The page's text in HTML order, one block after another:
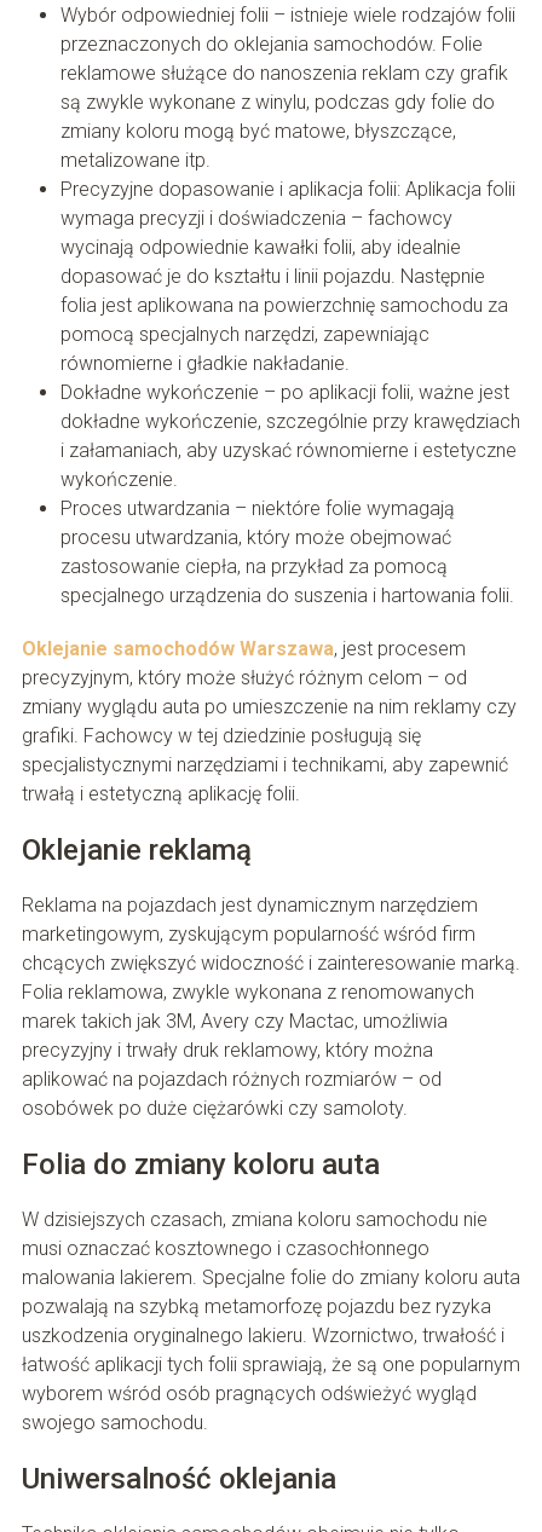
Wybór odpowiedniej folii – istnieje wiele rodzajów folii
przeznaczonych do oklejania samochodów. Folie
reklamowe służące do nanoszenia reklam czy grafik
są zwykle wykonane z winylu, podczas gdy folie do
zmiany koloru mogą być matowe, błyszczące,
metalizowane itp.
Precyzyjne dopasowanie i aplikacja folii: Aplikacja folii
wymaga precyzji i doświadczenia – fachowcy
wycinają odpowiednie kawałki folii, aby idealnie
dopasować je do kształtu i linii pojazdu. Następnie
folia jest aplikowana na powierzchnię samochodu za
pomocą specjalnych narzędzi, zapewniając
równomierne i gładkie nakładanie.
Dokładne wykończenie – po aplikacji folii, ważne jest
dokładne wykończenie, szczególnie przy krawędziach
i załamaniach, aby uzyskać równomierne i estetyczne
wykończenie.
Proces utwardzania – niektóre folie wymagają
procesu utwardzania, który może obejmować
zastosowanie ciepła, na przykład za pomocą
specjalnego urządzenia do suszenia i hartowania folii.
Oklejanie samochodów Warszawa, jest procesem
precyzyjnym, który może służyć różnym celom – od
zmiany wyglądu auta po umieszczenie na nim reklamy czy
grafiki. Fachowcy w tej dziedzinie posługują się
specjalistycznymi narzędziami i technikami, aby zapewnić
trwałą i estetyczną aplikację folii.
Oklejanie reklamą
Reklama na pojazdach jest dynamicznym narzędziem
marketingowym, zyskującym popularność wśród firm
chcących zwiększyć widoczność i zainteresowanie marką.
Folia reklamowa, zwykle wykonana z renomowanych
marek takich jak 3M, Avery czy Mactac, umożliwia
precyzyjny i trwały druk reklamowy, który można
aplikować na pojazdach różnych rozmiarów – od
osobówek po duże ciężarówki czy samoloty.
Folia do zmiany koloru auta
W dzisiejszych czasach, zmiana koloru samochodu nie
musi oznaczać kosztownego i czasochłonnego
malowania lakierem. Specjalne folie do zmiany koloru auta
pozwalają na szybką metamorfozę pojazdu bez ryzyka
uszkodzenia oryginalnego lakieru. Wzornictwo, trwałość i
łatwość aplikacji tych folii sprawiają, że są one popularnym
wyborem wśród osób pragnących odświeżyć wygląd
swojego samochodu.
Uniwersalność oklejania